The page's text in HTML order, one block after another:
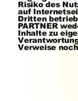
Risiko des
auf
Dritten
PARTNER
Inhalte zu
Verweise